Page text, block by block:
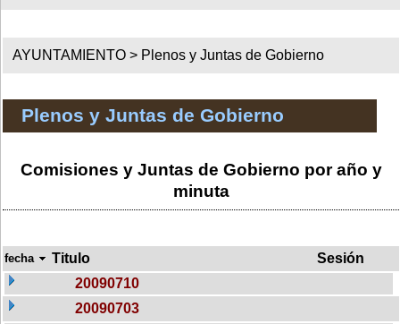
AYUNTAMIENTO > Plenos y Juntas de Gobierno
Plenos y Juntas de Gobierno
Comisiones y Juntas de Gobierno por año y
minuta
fecha Titulo
Sesión
20090710
20090703